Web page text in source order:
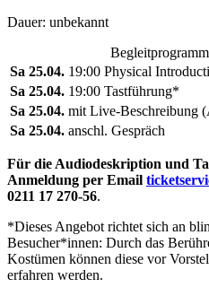
Dauer: unbekannt
Begleitprogramm
Sa 25.04. 19:00 Physical
Sa 25.04. 19:00 Tastführung*
Sa 25.04. mit Live-Beschreibung
Sa 25.04. anschl. Gespräch
Für die Audiodeskription und
Anmeldung per Email
0211 17 270-56.
*Dieses Angebot richtet sich an
Besucher*innen: Durch das
Kostümen können diese vor
erfahren werden.